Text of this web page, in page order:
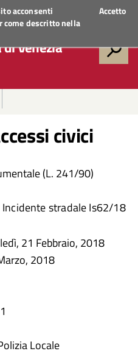
acconsenti
come descritto nella
Accetto
Venezia
civici
(L. 241/90)
stradale Is62/18
21 Febbraio, 2018
2018
Locale